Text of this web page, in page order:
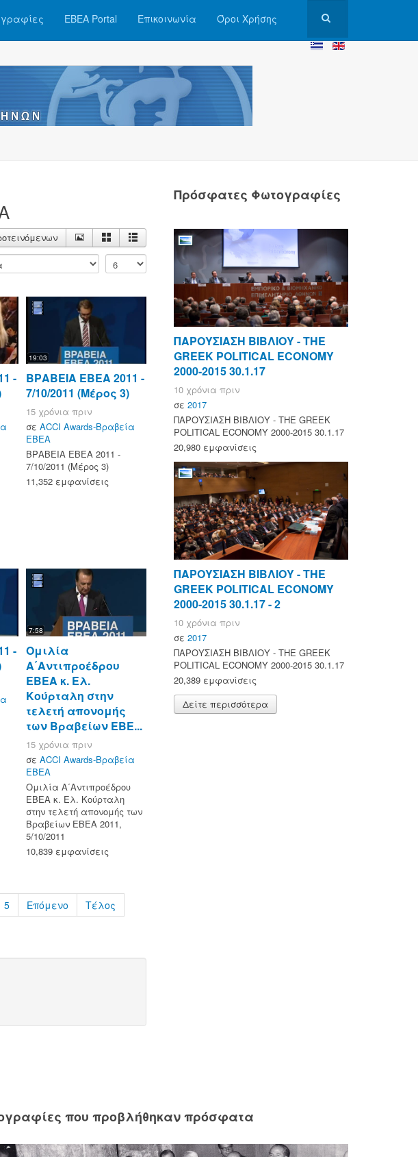
ΕΒΕΑ Portal Επικοινωνία Όροι Χρήσης
-
19:03
ΒΡΑΒΕΙΑ ΕΒΕΑ 2011 -
7/10/2011 (Μέρος 3)
15 χρόνια πριν
σεACCI Awards-Βραβεία
ΕΒΕΑ
ΒΡΑΒΕΙΑ ΕΒΕΑ 2011 -
7/10/2011 (Μέρος 3)
11,352 εμφανίσεις
-
7:58
Ομιλία
Α΄Αντιπροέδρου
ΕΒΕΑ κ. Ελ.
Κούρταλη στην
τελετή απονομής
των Βραβείων ΕΒΕ...
15 χρόνια πριν
σεACCI Awards-Βραβεία
ΕΒΕΑ
Ομιλία Α΄Αντιπροέδρου
ΕΒΕΑ κ. Ελ. Κούρταλη
στην τελετή απονομής των
Βραβείων ΕΒΕΑ 2011,
5/10/2011
10,839 εμφανίσεις
5 Επόμενο Τέλος
Πρόσφατες Φωτογραφίες
ΠΑΡΟΥΣΙΑΣΗ ΒΙΒΛΙΟΥ - ΤΗΕ
GREEK POLITICAL ECONOMY
2000-2015 30.1.17
10 χρόνια πριν
σε 2017
ΠΑΡΟΥΣΙΑΣΗ ΒΙΒΛΙΟΥ - ΤΗΕ GREEK
POLITICAL ECONOMY 2000-2015 30.1.17
20,980 εμφανίσεις
ΠΑΡΟΥΣΙΑΣΗ ΒΙΒΛΙΟΥ - ΤΗΕ
GREEK POLITICAL ECONOMY
2000-2015 30.1.17 - 2
10 χρόνια πριν
σε 2017
ΠΑΡΟΥΣΙΑΣΗ ΒΙΒΛΙΟΥ - ΤΗΕ GREEK
POLITICAL ECONOMY 2000-2015 30.1.17
20,389 εμφανίσεις
Δείτε περισσότερα
που προβλήθηκαν πρόσφατα